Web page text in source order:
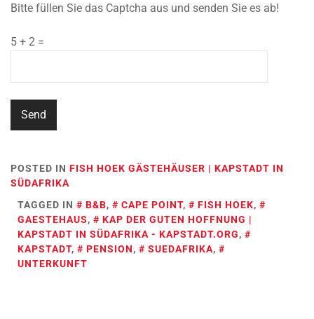
Bitte füllen Sie das Captcha aus und senden Sie es ab!
5 + 2 =
POSTED IN FISH HOEK GÄSTEHÄUSER | KAPSTADT IN
SÜDAFRIKA
TAGGED IN
B&B, CAPE POINT, FISH HOEK,
GAESTEHAUS,
KAP DER GUTEN HOFFNUNG |
KAPSTADT IN SÜDAFRIKA - KAPSTADT.ORG,
KAPSTADT, PENSION, SUEDAFRIKA,
UNTERKUNFT